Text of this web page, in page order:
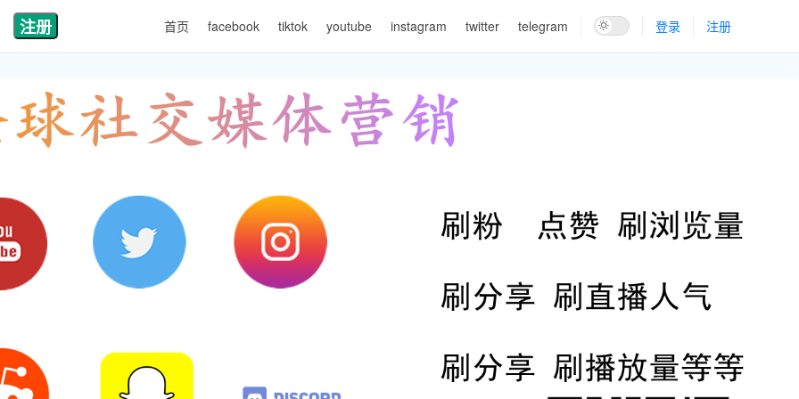
注册 首页 facebook tiktok youtube instagram twitter telegram 登录 注册